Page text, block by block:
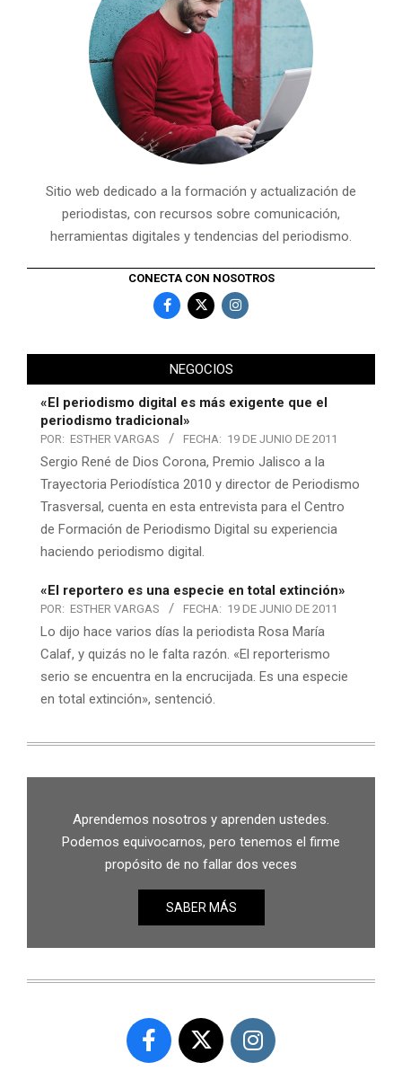
Sitio web dedicado a la formación y actualización de
periodistas, con recursos sobre comunicación,
herramientas digitales y tendencias del periodismo.
CONECTA CON NOSOTROS
NEGOCIOS
«El periodismo digital es más exigente que el
periodismo tradicional»
POR: ESTHER VARGAS FECHA: 19 DE JUNIO DE 2011
Sergio René de Dios Corona, Premio Jalisco a la
Trayectoria Periodística 2010 y director de Periodismo
Trasversal, cuenta en esta entrevista para el Centro
de Formación de Periodismo Digital su experiencia
haciendo periodismo digital.
«El reportero es una especie en total extinción»
POR: ESTHER VARGAS FECHA: 19 DE JUNIO DE 2011
Lo dijo hace varios días la periodista Rosa María
Calaf, y quizás no le falta razón. «El reporterismo
serio se encuentra en la encrucijada. Es una especie
en total extinción», sentenció.
Aprendemos nosotros y aprenden ustedes.
Podemos equivocarnos, pero tenemos el firme
propósito de no fallar dos veces
SABER MÁS